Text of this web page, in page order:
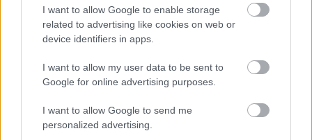
I want to allow Google to enable storage
related to advertising like cookies on web or
device identifiers in apps.
I want to allow my user data to be sent to
Google for online advertising purposes.
I want to allow Google to send me
personalized advertising.
Belváros-Lipótváros
játszótér
Város-Teampannon Kereskedelmi és Szolgáltató Kft.
parkfelújítás
Újragondolják Lipótváros rejtett, zöld parkját
Indulhat a Honvéd tér megújításának tervezése, ahol a